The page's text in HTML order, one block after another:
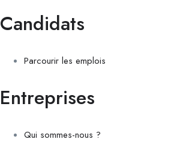
Candidats
Parcourir les emplois
Entreprises
Qui sommes-nous ?